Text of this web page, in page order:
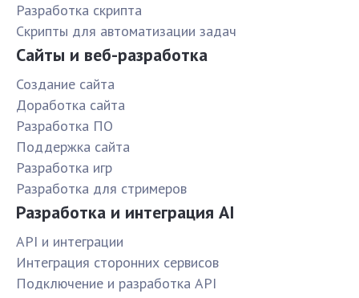
Разработка скрипта
Скрипты для автоматизации задач
Сайты и веб-разработка
Создание сайта
Доработка сайта
Разработка ПО
Поддержка сайта
Разработка игр
Разработка для стримеров
Разработка и интеграция AI
API и интеграции
Интеграция сторонних сервисов
Подключение и разработка API